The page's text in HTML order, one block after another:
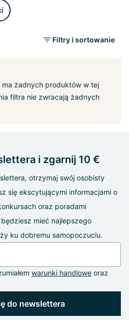
Filtry i sortowanie
ma żadnych produktów w tej
filtra nie zwracają żadnych
i zgarnij 10 €
otrzymaj swój osobisty
się ekscytującymi informacjami o
oraz poradami
mieć najlepszego
ku dobremu samopoczuciu.
warunki handlowe oraz
do newslettera